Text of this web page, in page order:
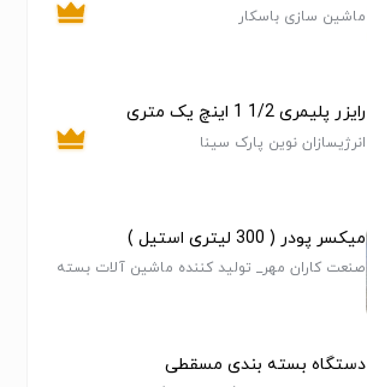
ماشین سازی باسکار
رایزر پلیمری 1/2 1 اینچ یک متری
انرژیسازان نوین پارک سینا
میکسر پودر ( 300 لیتری استیل )
صنعت کاران مهر_ تولید کننده ماشین آلات بسته
دستگاه بسته بندی مسقطی